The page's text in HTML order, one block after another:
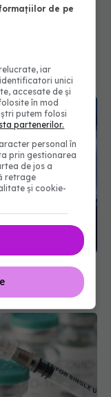
în creier la
de pe
iar
unici
accesate de și
în mod
putem folosi
partenerilor.
personal în
prin gestionarea
de jos a
retrage
și cookie-